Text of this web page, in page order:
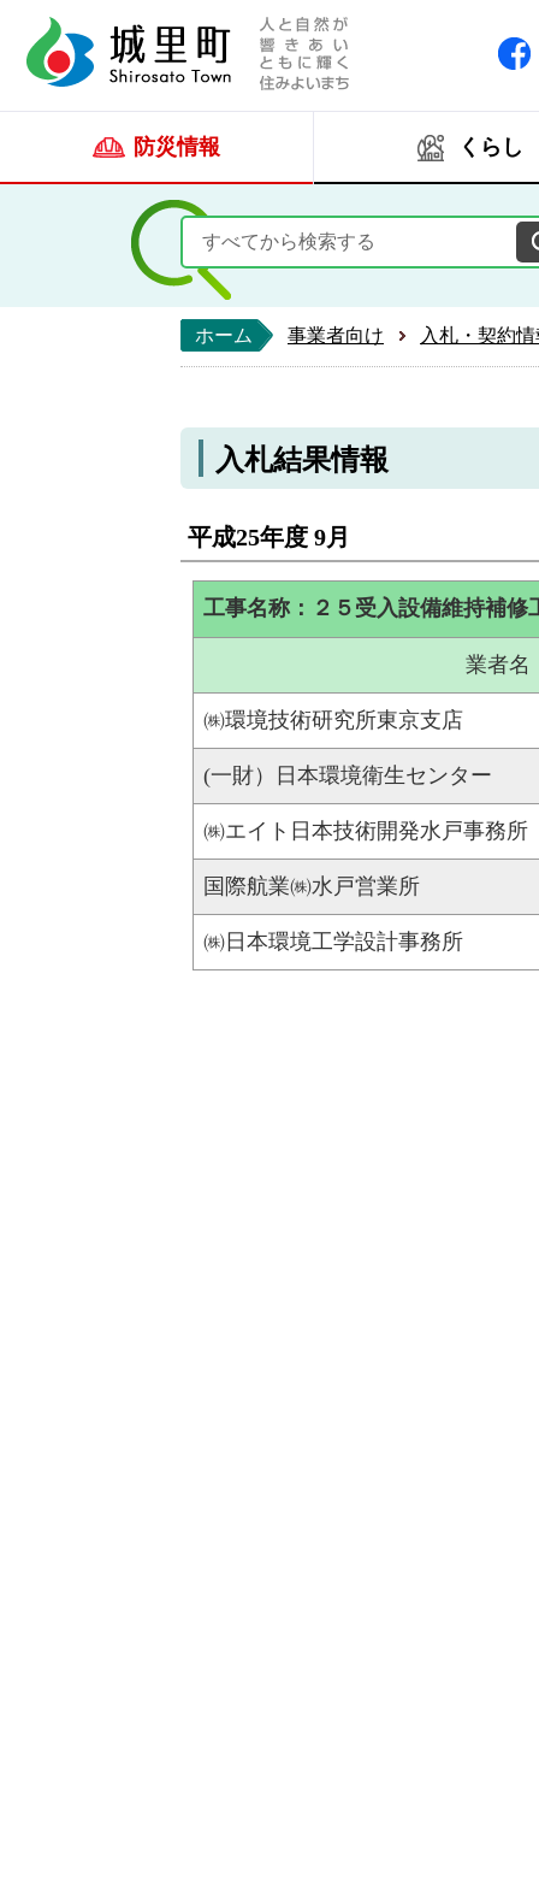
防災情報 くらし
ホーム 事業者向け 入札・契約
入札結果情報
平成25年度 9月
工事名称：２５受入設備維持補修
業者名
㈱環境技術研究所東京支店
(一財）日本環境衛生センター
㈱エイト日本技術開発水戸事務所
国際航業㈱水戸営業所
㈱日本環境工学設計事務所